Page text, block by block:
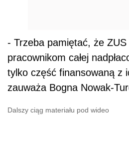
- Trzeba pamiętać, że ZUS
pracownikom całej
tylko część finansowaną z
zauważa Bogna Nowak-
Dalszy ciąg materiału pod wideo